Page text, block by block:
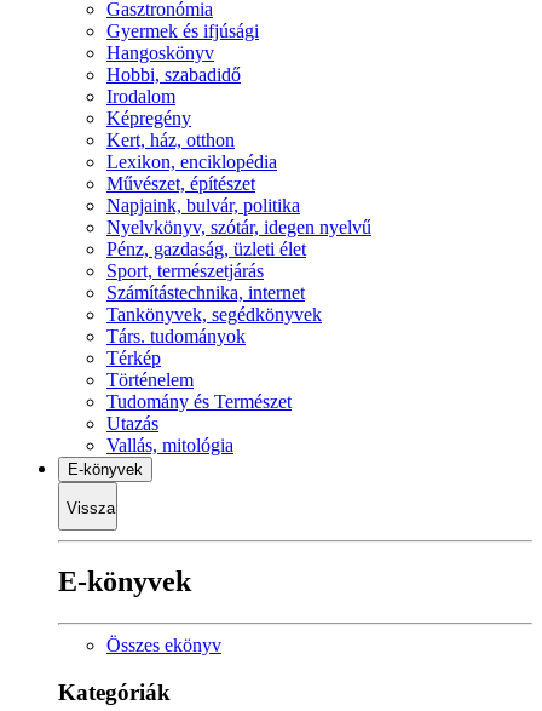
Gasztronómia
Gyermek és ifjúsági
Hangoskönyv
Hobbi, szabadidő
Irodalom
Képregény
Kert, ház, otthon
Lexikon, enciklopédia
Művészet, építészet
Napjaink, bulvár, politika
Nyelvkönyv, szótár, idegen nyelvű
Pénz, gazdaság, üzleti élet
Sport, természetjárás
Számítástechnika, internet
Tankönyvek, segédkönyvek
Társ. tudományok
Térkép
Történelem
Tudomány és Természet
Utazás
Vallás, mitológia
E-könyvek
Vissza
E-könyvek
Összes ekönyv
Kategóriák